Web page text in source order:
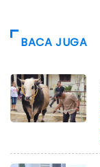
BACA JUGA